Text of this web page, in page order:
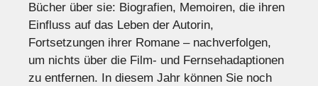
Bücher über sie: Biografien, Memoiren, die ihren
Einfluss auf das Leben der Autorin,
Fortsetzungen ihrer Romane – nachverfolgen,
um nichts über die Film- und Fernsehadaptionen
zu entfernen. In diesem Jahr können Sie noch